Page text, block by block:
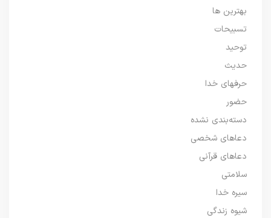
بهترین ها
تسبیحات
توحید
حدیث
حرفهای خدا
حضور
دسته‌بندی نشده
دعاهای شخصی
دعاهای قرآنی
سلامتی
سیره خدا
شیوه زندگی